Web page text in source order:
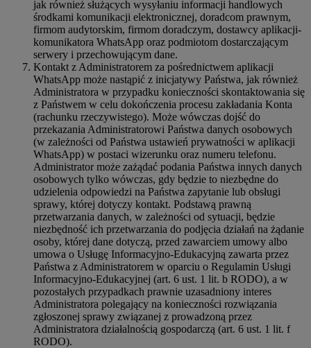
jak również służących wysyłaniu informacji handlowych
środkami komunikacji elektronicznej, doradcom prawnym,
firmom audytorskim, firmom doradczym, dostawcy aplikacji-
komunikatora WhatsApp oraz podmiotom dostarczającym
serwery i przechowującym dane.
Kontakt z Administratorem za pośrednictwem aplikacji
WhatsApp może nastąpić z inicjatywy Państwa, jak również
Administratora w przypadku konieczności skontaktowania się
z Państwem w celu dokończenia procesu zakładania Konta
(rachunku rzeczywistego). Może wówczas dojść do
przekazania Administratorowi Państwa danych osobowych
(w zależności od Państwa ustawień prywatności w aplikacji
WhatsApp) w postaci wizerunku oraz numeru telefonu.
Administrator może zażądać podania Państwa innych danych
osobowych tylko wówczas, gdy będzie to niezbędne do
udzielenia odpowiedzi na Państwa zapytanie lub obsługi
sprawy, której dotyczy kontakt. Podstawą prawną
przetwarzania danych, w zależności od sytuacji, będzie
niezbędność ich przetwarzania do podjęcia działań na żądanie
osoby, której dane dotyczą, przed zawarciem umowy albo
umowa o Usługę Informacyjno-Edukacyjną zawarta przez
Państwa z Administratorem w oparciu o Regulamin Usługi
Informacyjno-Edukacyjnej (art. 6 ust. 1 lit. b RODO), a w
pozostałych przypadkach prawnie uzasadniony interes
Administratora polegający na konieczności rozwiązania
zgłoszonej sprawy związanej z prowadzoną przez
Administratora działalnością gospodarczą (art. 6 ust. 1 lit. f
RODO).